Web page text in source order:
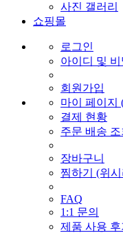
사진 갤러리
쇼핑몰
로그인
아이디 및 비
회원가입
마이 페이지
결제 현황
주문 배송 조
장바구니
찜하기 (위
FAQ
1:1 문의
제품 사용 후